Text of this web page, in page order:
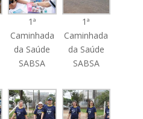
1ª
Caminhada
da Saúde
SABSA
1ª
Caminhada
da Saúde
SABSA